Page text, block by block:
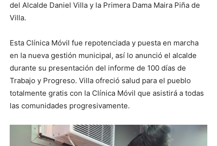
del Alcalde Daniel Villa y la Primera Dama Maira Piña de
Villa.
Esta Clínica Móvil fue repotenciada y puesta en marcha
en la nueva gestión municipal, así lo anunció el alcalde
durante su presentación del informe de 100 días de
Trabajo y Progreso. Villa ofreció salud para el pueblo
totalmente gratis con la Clínica Móvil que asistirá a todas
las comunidades progresivamente.